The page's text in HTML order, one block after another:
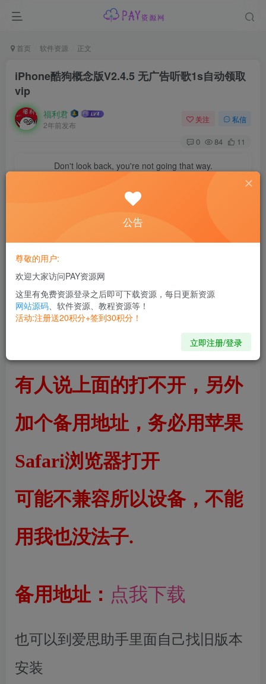
首页 软件资源 正文
iPhone酷狗概念版V2.4.5 无广告听歌1s自动领取
vip
福利君
2年前发布
关注 私信
0 84 11
Don't look back, you're not going that way.
听歌1s自动领取1天vip，无广告，后
续的版本都有广告，听歌也比较麻烦
蒲公英在线安装地址：
有人说上面的打不开，另外
加个备用地址，务必用苹果
Safari浏览器打开
可能不兼容所以设备，不能
用我也没法子.
备用地址： 点我下载
也可以到爱思助手里面自己找旧版本
安装
公告
尊敬的用户:
欢迎大家访问PAY资源网
这里有免费资源登录之后即可下载资源，每日更新资源
网站源码、软件资源、教程资源等！
活动:注册送20积分+签到30积分！
立即注册/登录